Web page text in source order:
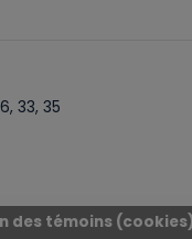
33, 35
témoins